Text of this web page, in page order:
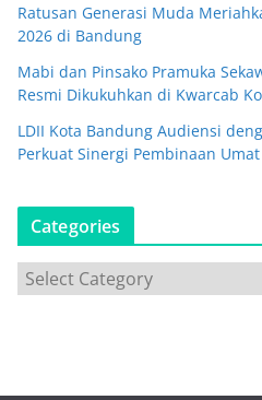
Ratusan Generasi Muda
2026 di Bandung
Mabi dan Pinsako Pramuka
Resmi Dikukuhkan di Kwarcab
LDII Kota Bandung Audiensi
Perkuat Sinergi Pembinaan Umat
Categories
a